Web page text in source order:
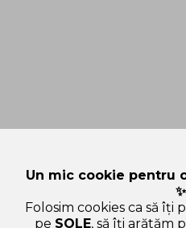
Un mic cookie pentru
✨
Folosim cookies ca să îți
pe SOLE, să îți arătăm